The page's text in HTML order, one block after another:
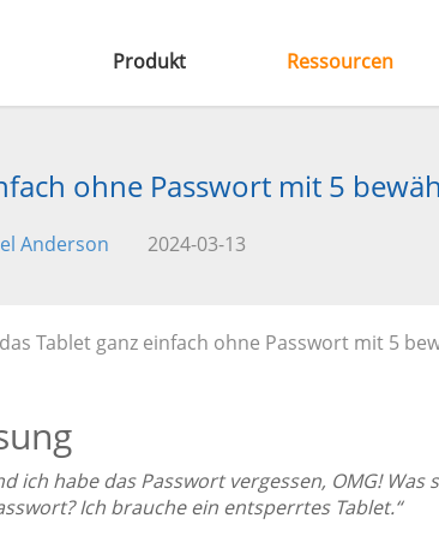
Produkt Ressourcen
ohne Passwort mit 5
Anderson 2024-03-13
Tablet ganz einfach ohne Passwort mit 5
ich habe das Passwort vergessen, OMG!
Ich brauche ein entsperrtes Tablet.“